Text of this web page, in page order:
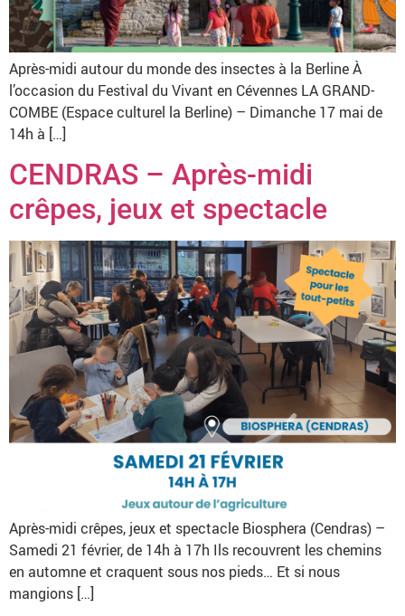
Après-midi autour du monde des insectes à la Berline À
l’occasion du Festival du Vivant en Cévennes LA GRAND-
COMBE (Espace culturel la Berline) – Dimanche 17 mai de
14h à […]
CENDRAS – Après-midi
crêpes, jeux et spectacle
Après-midi crêpes, jeux et spectacle Biosphera (Cendras) –
Samedi 21 février, de 14h à 17h Ils recouvrent les chemins
en automne et craquent sous nos pieds… Et si nous
mangions […]